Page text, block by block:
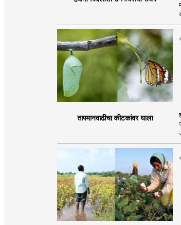
तापमानवाढीचा कीटकांवर घाला